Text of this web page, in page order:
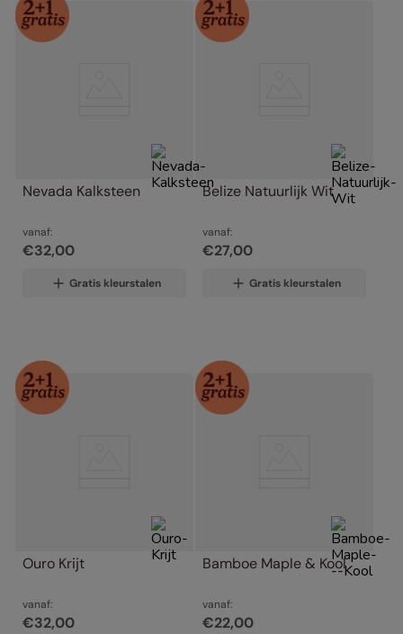
Nevada Kalksteen
vanaf:
€32,00
Gratis kleurstalen
Belize Natuurlijk Wit
vanaf:
€27,00
Gratis kleurstalen
Ouro Krijt
vanaf:
€32,00
Bamboe Maple & Kool
vanaf:
€22,00